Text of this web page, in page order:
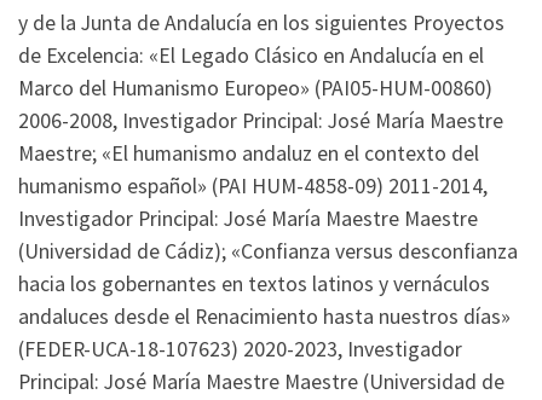
y de la Junta de Andalucía en los siguientes Proyectos
de Excelencia: «El Legado Clásico en Andalucía en el
Marco del Humanismo Europeo» (PAI05-HUM-00860)
2006-2008, Investigador Principal: José María Maestre
Maestre; «El humanismo andaluz en el contexto del
humanismo español» (PAI HUM-4858-09) 2011-2014,
Investigador Principal: José María Maestre Maestre
(Universidad de Cádiz); «Confianza versus desconfianza
hacia los gobernantes en textos latinos y vernáculos
andaluces desde el Renacimiento hasta nuestros días»
(FEDER-UCA-18-107623) 2020-2023, Investigador
Principal: José María Maestre Maestre (Universidad de